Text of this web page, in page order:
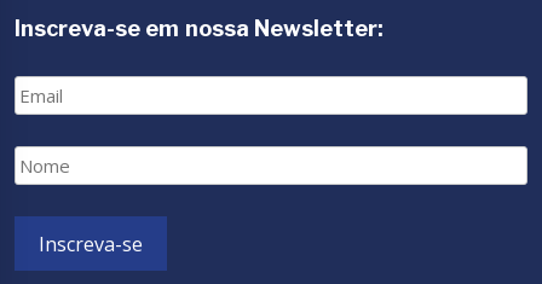
Inscreva-se em nossa Newsletter:
Email
Nome
Inscreva-se